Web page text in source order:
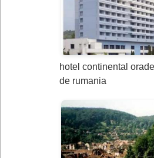
hotel continental
de rumania